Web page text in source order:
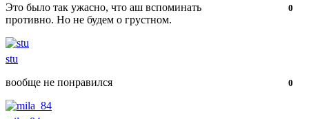
Нравится!
0
Это было так ужасно, что аш вспоминать
противно. Но не будем о грустном.
stu
Нравится!
0
вообще не понравился